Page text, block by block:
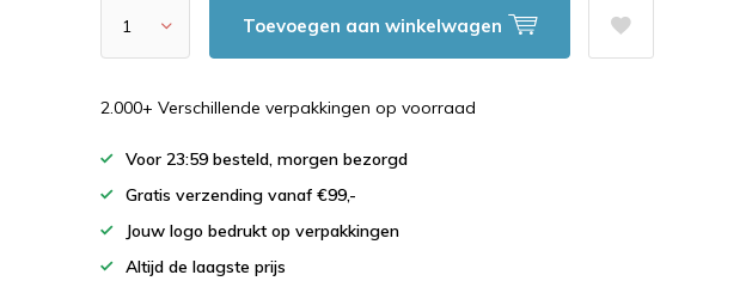
Toevoegen aan winkelwagen
2.000+ Verschillende verpakkingen op voorraad
Voor 23:59 besteld, morgen bezorgd
Gratis verzending vanaf €99,-
Jouw logo bedrukt op verpakkingen
Altijd de laagste prijs